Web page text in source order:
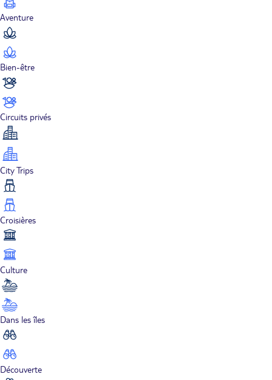
Aventure
Bien-être
Circuits privés
City Trips
Croisières
Culture
Dans les îles
Découverte